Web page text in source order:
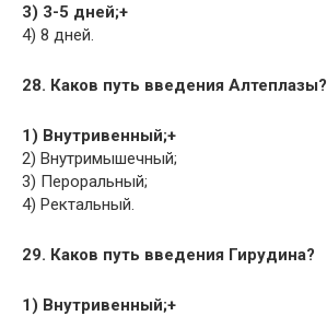
3) 3-5 дней;+
4) 8 дней.
28. Каков путь введения Алтеплазы?
1) Внутривенный;+
2) Внутримышечный;
3) Пероральный;
4) Ректальный.
29. Каков путь введения Гирудина?
1) Внутривенный;+